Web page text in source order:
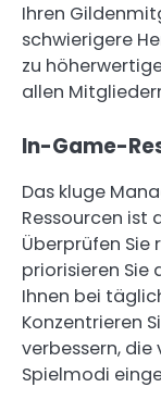
Ihren
schwierigere
zu
allen
In-Game-
Das kluge
Ressourcen ist
Überprüfen
priorisieren Sie
Ihnen bei
Konzentrieren
verbessern,
Spielmodi